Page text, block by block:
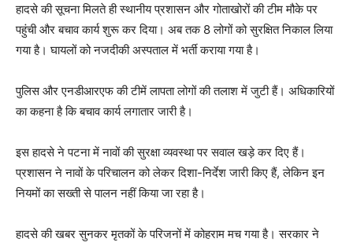
हादसे की सूचना मिलते ही स्थानीय प्रशासन और गोताखोरों की टीम मौके पर
पहुंची और बचाव कार्य शुरू कर दिया। अब तक 8 लोगों को सुरक्षित निकाल लिया
गया है। घायलों को नजदीकी अस्पताल में भर्ती कराया गया है।
पुलिस और एनडीआरएफ की टीमें लापता लोगों की तलाश में जुटी हैं। अधिकारियों
का कहना है कि बचाव कार्य लगातार जारी है।
इस हादसे ने पटना में नावों की सुरक्षा व्यवस्था पर सवाल खड़े कर दिए हैं।
प्रशासन ने नावों के परिचालन को लेकर दिशा-निर्देश जारी किए हैं, लेकिन इन
नियमों का सख्ती से पालन नहीं किया जा रहा है।
हादसे की खबर सुनकर मृतकों के परिजनों में कोहराम मच गया है। सरकार ने